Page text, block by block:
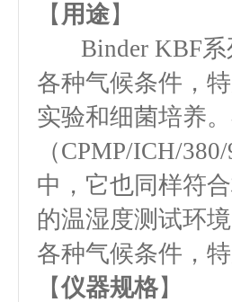
【 用途】
Binder KBF系
各种气候条件，
实验和细菌培养
（CPMP/ICH/
中，它也同样符
的温湿度测试环
各种气候条件，
【仪器规格】